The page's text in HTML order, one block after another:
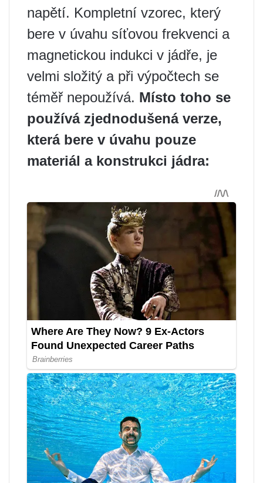
napětí. Kompletní vzorec, který
bere v úvahu síťovou frekvenci a
magnetickou indukci v jádře, je
velmi složitý a při výpočtech se
téměř nepoužívá. Místo toho se
používá zjednodušená verze,
která bere v úvahu pouze
materiál a konstrukci jádra: